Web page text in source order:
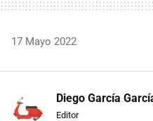
17 Mayo 2022
Diego García
Editor